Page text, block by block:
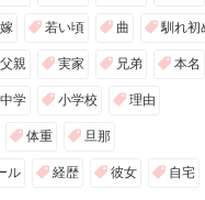
嫁 若い頃 曲 馴れ初
父親 実家 兄弟 本名
中学 小学校 理由
体重 旦那
ル 経歴 彼女 自宅